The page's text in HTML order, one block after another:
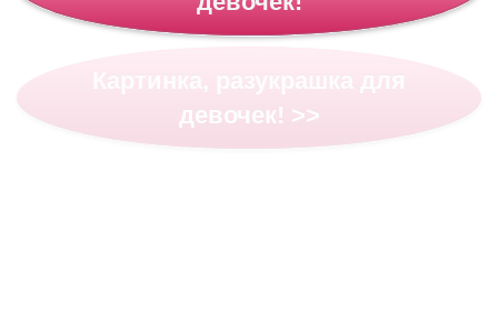
девочек! >>